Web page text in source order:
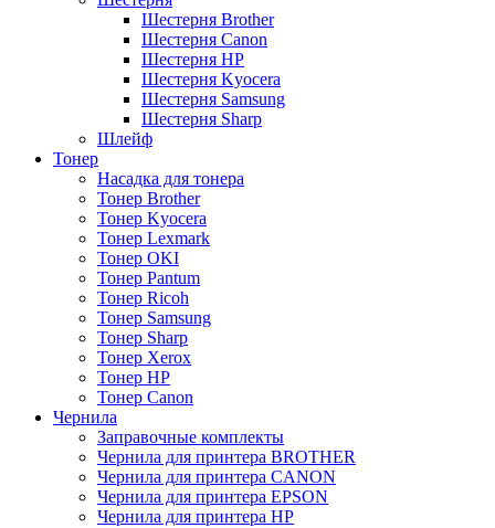
Шестерня Brother
Шестерня Canon
Шестерня HP
Шестерня Kyocera
Шестерня Samsung
Шестерня Sharp
Шлейф
Тонер
Насадка для тонера
Тонер Brother
Тонер Kyocera
Тонер Lexmark
Тонер OKI
Тонер Pantum
Тонер Ricoh
Тонер Samsung
Тонер Sharp
Тонер Xerox
Тонер НР
Тонер Саnon
Чернила
Заправочные комплекты
Чернила для принтера BROTHER
Чернила для принтера CANON
Чернила для принтера EPSON
Чернила для принтера HP